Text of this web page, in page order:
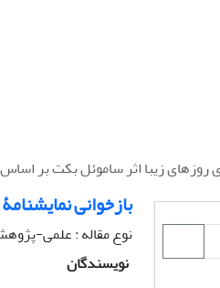
روزهای زیبا اثر ساموئل بکت بر
بازخوانی
نوع مقاله : علمی-
نویسندگان